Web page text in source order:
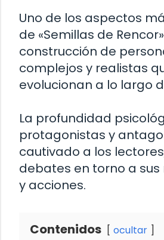
Uno de los aspectos
de «Semillas de
construcción de
complejos y realistas
evolucionan a lo largo
La profundidad
protagonistas y
cautivado a los
debates en torno a
y acciones.
Contenidos ocultar